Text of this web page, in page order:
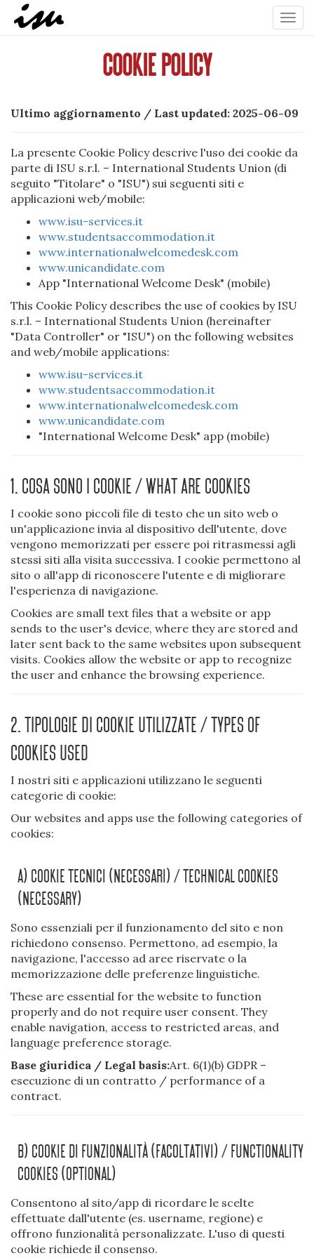
COOKIE POLICY
Ultimo aggiornamento / Last updated: 2025-06-09
La presente Cookie Policy descrive l'uso dei cookie da
parte di ISU s.r.l. – International Students Union (di
seguito "Titolare" o "ISU") sui seguenti siti e
applicazioni web/mobile:
www.isu-services.it
www.studentsaccommodation.it
www.internationalwelcomedesk.com
www.unicandidate.com
App "International Welcome Desk" (mobile)
This Cookie Policy describes the use of cookies by ISU
s.r.l. – International Students Union (hereinafter
"Data Controller" or "ISU") on the following websites
and web/mobile applications:
www.isu-services.it
www.studentsaccommodation.it
www.internationalwelcomedesk.com
www.unicandidate.com
"International Welcome Desk" app (mobile)
1. Cosa sono i cookie / What are cookies
I cookie sono piccoli file di testo che un sito web o
un'applicazione invia al dispositivo dell'utente, dove
vengono memorizzati per essere poi ritrasmessi agli
stessi siti alla visita successiva. I cookie permettono al
sito o all'app di riconoscere l'utente e di migliorare
l'esperienza di navigazione.
Cookies are small text files that a website or app
sends to the user's device, where they are stored and
later sent back to the same websites upon subsequent
visits. Cookies allow the website or app to recognize
the user and enhance the browsing experience.
2. Tipologie di cookie utilizzate / Types of
cookies used
I nostri siti e applicazioni utilizzano le seguenti
categorie di cookie:
Our websites and apps use the following categories of
cookies:
A) Cookie Tecnici (necessari) / Technical Cookies
(necessary)
Sono essenziali per il funzionamento del sito e non
richiedono consenso. Permettono, ad esempio, la
navigazione, l'accesso ad aree riservate o la
memorizzazione delle preferenze linguistiche.
These are essential for the website to function
properly and do not require user consent. They
enable navigation, access to restricted areas, and
language preference storage.
Base giuridica / Legal basis:Art. 6(1)(b) GDPR –
esecuzione di un contratto / performance of a
contract.
B) Cookie Di Funzionalità (facoltativi) / Functionality
Cookies (optional)
Consentono al sito/app di ricordare le scelte
effettuate dall'utente (es. username, regione) e
offrono funzionalità personalizzate. L'uso di questi
cookie richiede il consenso.